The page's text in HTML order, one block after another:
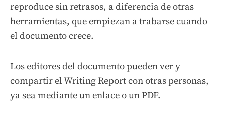
reproduce sin retrasos, a diferencia de otras
herramientas, que empiezan a trabarse cuando
el documento crece.
Los editores del documento pueden ver y
compartir el Writing Report con otras personas,
ya sea mediante un enlace o un PDF.